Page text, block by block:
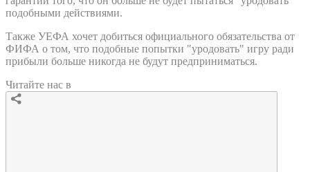
подобными действиями.
Также УЕФА хочет добиться официального обязательства от
ФИФА о том, что подобные попытки "уродовать" игру ради
прибыли больше никогда не будут предприниматься.
Читайте нас в